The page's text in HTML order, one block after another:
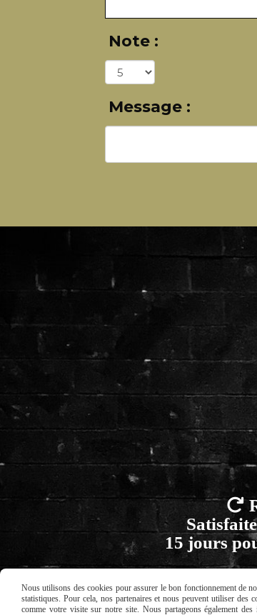
Note :
Message :

15 jours
Nous utilisons des cookies pour assurer le bon fonctionnement de
statistiques. Pour cela, nos partenaires et nous peuvent utiliser des
comme votre visite sur notre site. Nous partageons également